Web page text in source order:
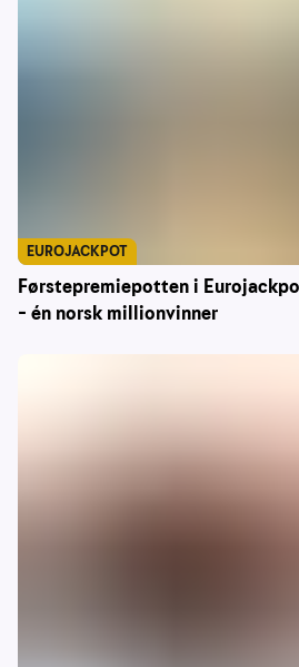
Førstepremiepotten i
– én norsk millionvinner
EUROJACKPOT